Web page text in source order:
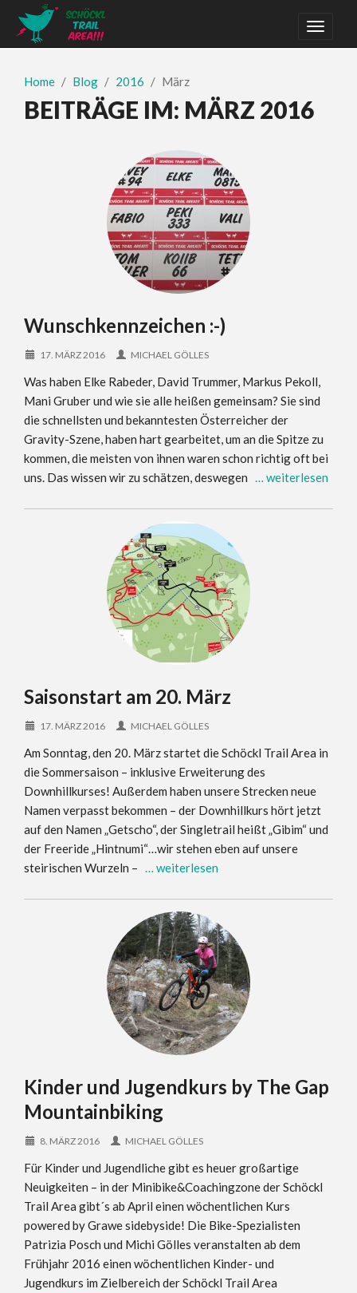
Home Blog 2016 März
BEITRÄGE IM: MÄRZ 2016
Wunschkennzeichen :-)
17. MÄRZ 2016 MICHAEL GÖLLES
Was haben Elke Rabeder, David Trummer, Markus Pekoll,
Mani Gruber und wie sie alle heißen gemeinsam? Sie sind
die schnellsten und bekanntesten Österreicher der
Gravity-Szene, haben hart gearbeitet, um an die Spitze zu
kommen, die meisten von ihnen waren schon richtig oft bei
uns. Das wissen wir zu schätzen, deswegen … weiterlesen
Saisonstart am 20. März
17. MÄRZ 2016 MICHAEL GÖLLES
Am Sonntag, den 20. März startet die Schöckl Trail Area in
die Sommersaison – inklusive Erweiterung des
Downhillkurses! Außerdem haben unsere Strecken neue
Namen verpasst bekommen – der Downhillkurs hört jetzt
auf den Namen „Getscho“, der Singletrail heißt „Gibim“ und
der Freeride „Hintnumi“…wir stehen eben auf unsere
steirischen Wurzeln – … weiterlesen
Kinder und Jugendkurs by The Gap
Mountainbiking
8. MÄRZ 2016 MICHAEL GÖLLES
Für Kinder und Jugendliche gibt es heuer großartige
Neuigkeiten – in der Minibike&Coachingzone der Schöckl
Trail Area gibt´s ab April einen wöchentlichen Kurs
powered by Grawe sidebyside! Die Bike-Spezialisten
Patrizia Posch und Michi Gölles veranstalten ab dem
Frühjahr 2016 einen wöchentlichen Kinder- und
Jugendkurs im Zielbereich der Schöckl Trail Area